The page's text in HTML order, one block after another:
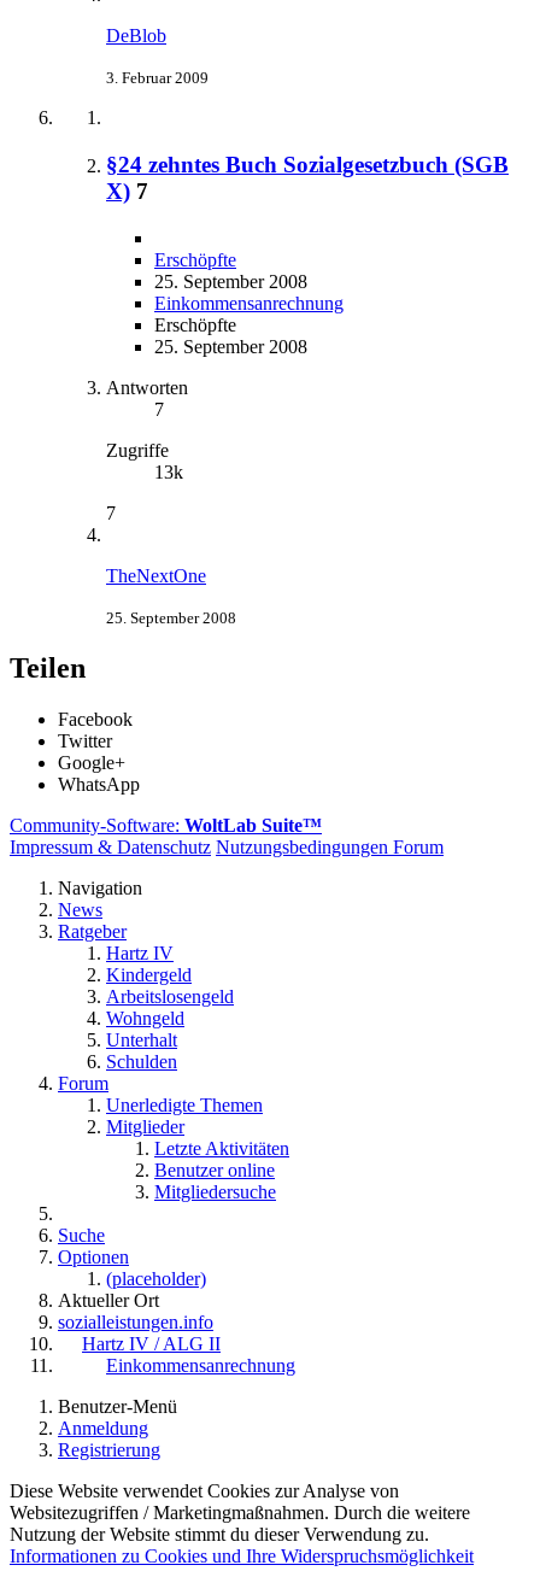
DeBlob
3. Februar 2009
§24 zehntes Buch Sozialgesetzbuch (SGB
X) 7
Erschöpfte
25. September 2008
Einkommensanrechnung
Erschöpfte
25. September 2008
Antworten
7
Zugriffe
13k
7
TheNextOne
25. September 2008
Teilen
Facebook
Twitter
Google+
WhatsApp
Community-Software: WoltLab Suite™
Impressum & Datenschutz Nutzungsbedingungen Forum
Navigation
News
Ratgeber
Hartz IV
Kindergeld
Arbeitslosengeld
Wohngeld
Unterhalt
Schulden
Forum
Unerledigte Themen
Mitglieder
Letzte Aktivitäten
Benutzer online
Mitgliedersuche
Suche
Optionen
(placeholder)
Aktueller Ort
sozialleistungen.info
Hartz IV / ALG II
Einkommensanrechnung
Benutzer-Menü
Anmeldung
Registrierung
Diese Website verwendet Cookies zur Analyse von
Websitezugriffen / Marketingmaßnahmen. Durch die weitere
Nutzung der Website stimmt du dieser Verwendung zu.
Informationen zu Cookies und Ihre Widerspruchsmöglichkeit